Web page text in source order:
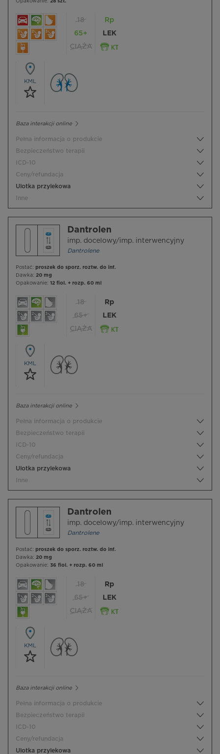
Opakowanie: 28 szt.
18
65+
CIĄŻA
Rp
LEK
KML
Baza interakcji online
Pełna informacja o produkcie
Bezpieczeństwo terapii
ICD-10
Ceny/refundacja
Ulotka przylekowa
Inne
Dantrolen
imp. docelowy/imp. interwencyjny
Dantrolene
Postać: proszek do sporz. roztw. do inf.
Dawka: 20 mg
Opakowanie: 12 fiol. + rozp. 60 ml
18
65+
CIĄŻA
Rp
LEK
KML
Baza interakcji online
Pełna informacja o produkcie
Bezpieczeństwo terapii
ICD-10
Ceny/refundacja
Ulotka przylekowa
Inne
Dantrolen
imp. docelowy/imp. interwencyjny
Dantrolene
Postać: proszek do sporz. roztw. do inf.
Dawka: 20 mg
Opakowanie: 36 fiol. + rozp. 60 ml
18
65+
CIĄŻA
Rp
LEK
KML
Baza interakcji online
Pełna informacja o produkcie
Bezpieczeństwo terapii
ICD-10
Ceny/refundacja
Ulotka przylekowa